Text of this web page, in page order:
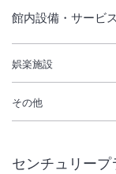
館内設備・サービス
娯楽施設
その他
センチュリープ